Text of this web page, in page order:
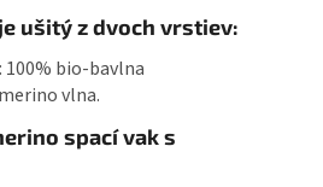
ušitý z dvoch vrstiev:
bio-bavlna
vlna.
spací vak s